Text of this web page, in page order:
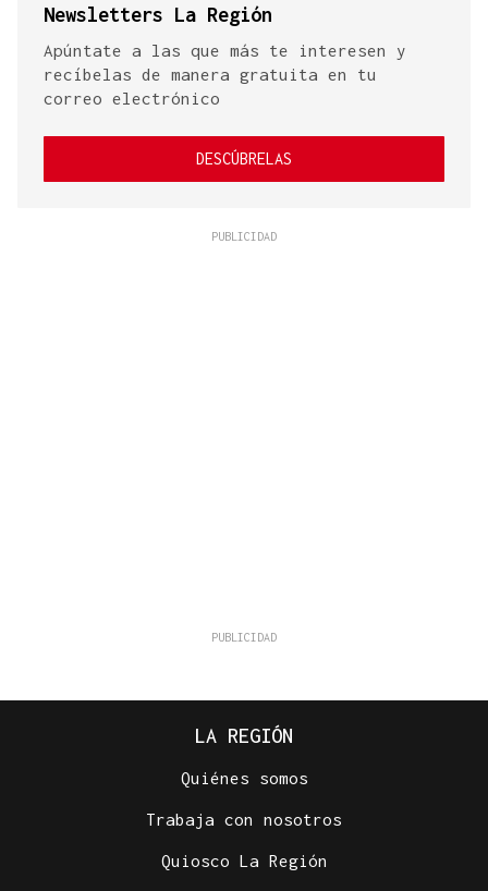
Newsletters La Región
Apúntate a las que más te interesen y
recíbelas de manera gratuita en tu
correo electrónico
DESCÚBRELAS
LA REGIÓN
Quiénes somos
Trabaja con nosotros
Quiosco La Región